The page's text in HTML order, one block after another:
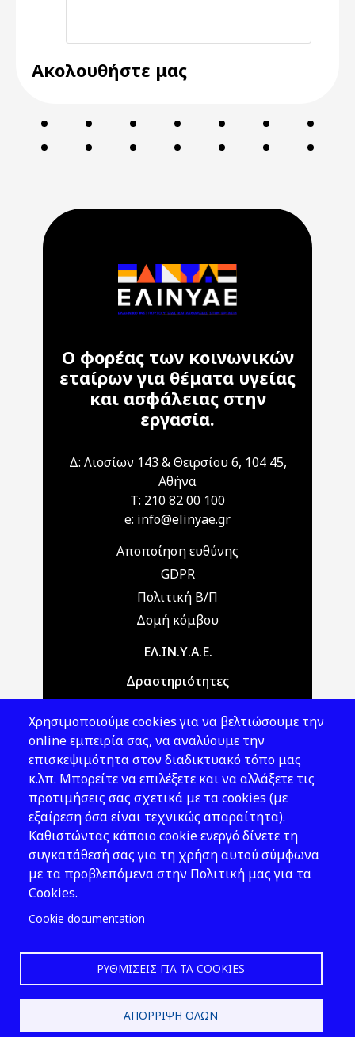
Ακολουθήστε μας
Ο φορέας των κοινωνικών
εταίρων για θέματα υγείας
και ασφάλειας στην
εργασία.
Δ: Λιοσίων 143 & Θειρσίου 6, 104 45,
Αθήνα
T: 210 82 00 100
e: info@elinyae.gr
Αποποίηση ευθύνης
GDPR
Πολιτική Β/Π
Δομή κόμβου
Main navigationΕΛ.ΙΝ.Υ.Α.Ε.
Δραστηριότητες
Νομοθεσία
Εκδόσεις
Νέα - Εκδηλώσεις
Ακολουθήστε μας
Χρησιμοποιούμε cookies για να βελτιώσουμε την
online εμπειρία σας, να αναλύουμε την
επισκεψιμότητα στον διαδικτυακό τόπο μας
κ.λπ. Μπορείτε να επιλέξετε και να αλλάξετε τις
προτιμήσεις σας σχετικά με τα cookies (με
εξαίρεση όσα είναι τεχνικώς απαραίτητα).
Καθιστώντας κάποιο cookie ενεργό δίνετε τη
συγκατάθεσή σας για τη χρήση αυτού σύμφωνα
με τα προβλεπόμενα στην Πολιτική μας για τα
Cookies.
Cookie documentation
ΡΥΘΜΊΣΕΙΣ ΓΙΑ ΤΑ COOKIES
ΑΠΌΡΡΙΨΗ ΌΛΩΝ
2026 © ΕΛ.ΙΝ.Υ.Α.Ε.